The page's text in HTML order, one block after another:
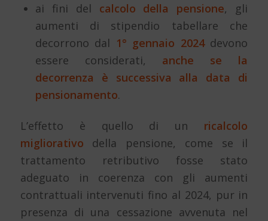
ai fini del calcolo della pensione, gli
aumenti di stipendio tabellare che
decorrono dal 1° gennaio 2024devono
essere considerati, anche se la
decorrenza è successiva alla data di
pensionamento.
L’effetto è quello di un ricalcolo
migliorativo della pensione, come se il
trattamento retributivo fosse stato
adeguato in coerenza con gli aumenti
contrattuali intervenuti fino al 2024, pur in
presenza di una cessazione avvenuta nel